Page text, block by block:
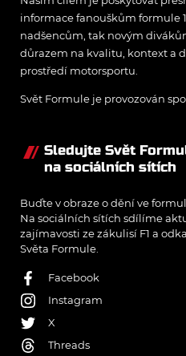
informace fanouškům formule
nadšencům, tak novým
důrazem na kvalitu, kontext a
prostředí motorsportu.
Svět Formule je provozován
Sledujte Svět
na sociálních sítích
Buďte v obraze o dění ve formuli
Na sociálních sítích sdílíme
zajímavosti ze zákulisí F1 a
Světa Formule.
Facebook
Instagram
X
Threads